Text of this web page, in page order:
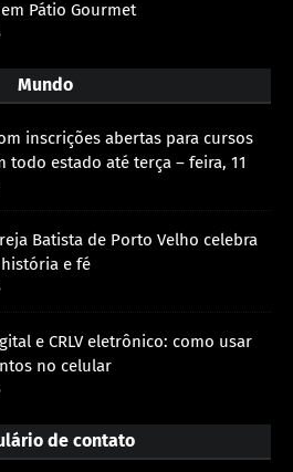
Pátio Gourmet
Mundo
inscrições abertas para cursos
todo estado até terça – feira, 11
Batista de Porto Velho celebra
e fé
e CRLV eletrônico: como usar
no celular
de contato